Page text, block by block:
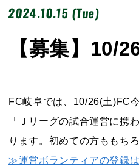
2024.10.15 (Tue)
【募集】10/
FC岐阜では、10/26(土)FC
「Ｊリーグの試合運営に携
ります。初めての方ももち
≫運営ボランティアの登録